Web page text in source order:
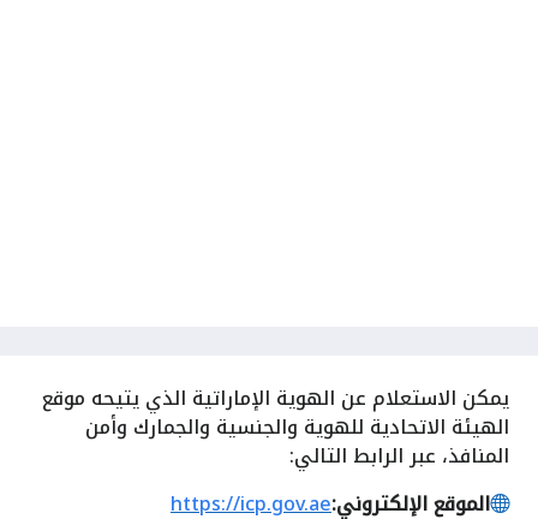
يمكن الاستعلام عن الهوية الإماراتية الذي يتيحه موقع
الهيئة الاتحادية للهوية والجنسية والجمارك وأمن
المنافذ، عبر الرابط التالي:
الموقع الإلكتروني:https://icp.gov.ae